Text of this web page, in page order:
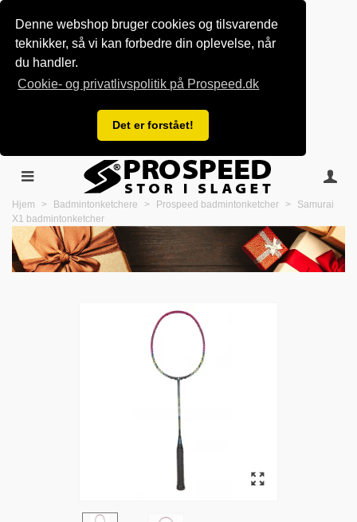
Denne webshop bruger cookies og tilsvarende
teknikker, så vi kan forbedre din oplevelse, når
du handler.
Cookie- og privatlivspolitik på Prospeed.dk
Det er forstået!
Hjem > Badmintonketchere > Prospeed badmintonketcher >
Samurai
X1 badmintonketcher